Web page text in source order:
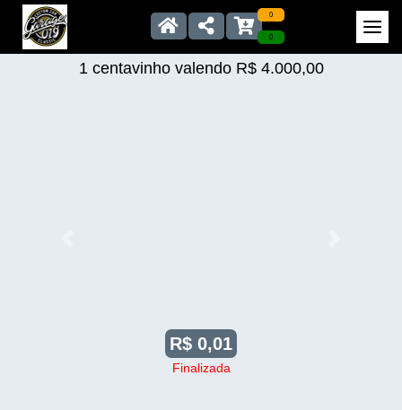
0
0
1 centavinho valendo R$ 4.000,00
R$ 0,01
Finalizada